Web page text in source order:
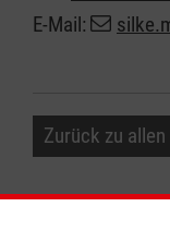
E-Mail:
Zurück zu